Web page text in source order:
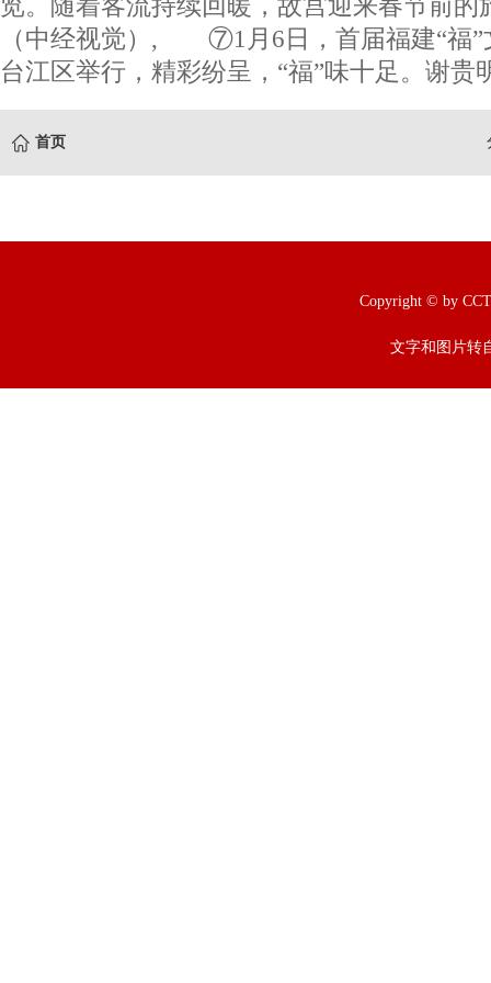
（中经视觉）, ⑦1月6日，首届福建“福”
台江区举行，精彩纷呈，“福”味十足。谢贵
首页
Copyright © by
文字和图片转